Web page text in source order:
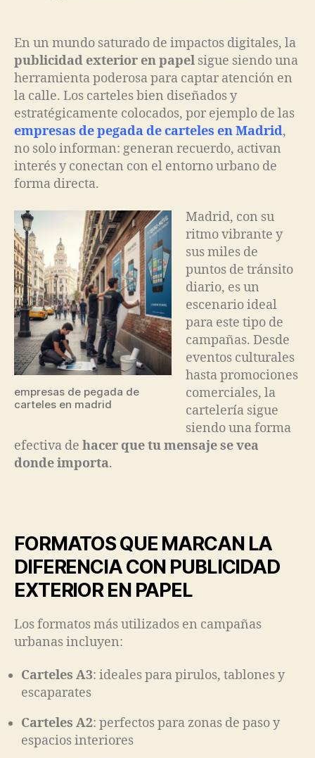
En un mundo saturado de impactos digitales, la
publicidad exterior en papel sigue siendo una
herramienta poderosa para captar atención en
la calle. Los carteles bien diseñados y
estratégicamente colocados, por ejemplo de las
empresas de pegada de carteles en Madrid,
no solo informan: generan recuerdo, activan
interés y conectan con el entorno urbano de
forma directa.
empresas de pegada de
carteles en madrid
Madrid, con su
ritmo vibrante y
sus miles de
puntos de tránsito
diario, es un
escenario ideal
para este tipo de
campañas. Desde
eventos culturales
hasta promociones
comerciales, la
cartelería sigue
siendo una forma
efectiva de hacer que tu mensaje se vea
donde importa.
FORMATOS QUE MARCAN LA
DIFERENCIA CON PUBLICIDAD
EXTERIOR EN PAPEL
Los formatos más utilizados en campañas
urbanas incluyen:
Carteles A3: ideales para pirulos, tablones y
escaparates
Carteles A2: perfectos para zonas de paso y
espacios interiores